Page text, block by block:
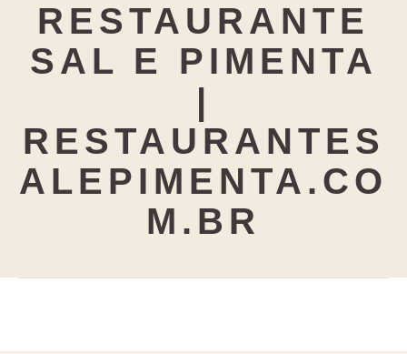
RESTAURANTE
SAL E PIMENTA
|
RESTAURANTES
ALEPIMENTA.CO
M.BR